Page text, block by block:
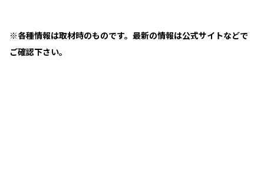
※各種情報は取材時のものです。最新の情報は公式サイトなどで
ご確認下さい。